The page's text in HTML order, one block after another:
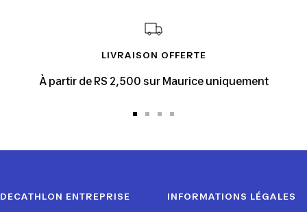
LIVRAISON OFFERTE
À partir de RS 2,500 sur Maurice uniquement
DECATHLON ENTREPRISE INFORMATIONS LÉGALES